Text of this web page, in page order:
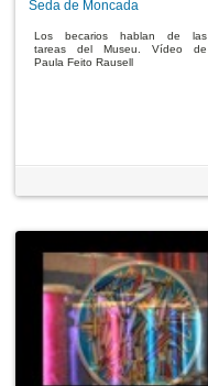
Seda de Moncada
Los becarios hablan de las
tareas del Museu. Vídeo de
Paula Feito Rausell